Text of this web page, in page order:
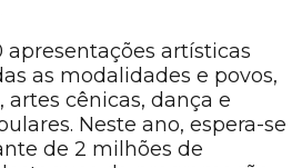
apresentações artísticas
as modalidades e povos,
artes cênicas, dança e
Neste ano, espera-se
de 2 milhões de